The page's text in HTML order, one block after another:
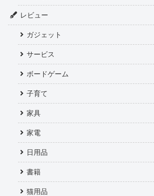
レビュー
ガジェット
サービス
ボードゲーム
子育て
家具
家電
日用品
書籍
猫用品